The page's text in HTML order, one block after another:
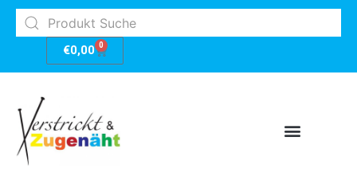
€0,00 0